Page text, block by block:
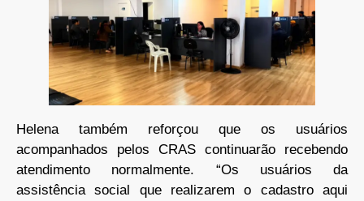
Helena também reforçou que os usuários
acompanhados pelos CRAS continuarão recebendo
atendimento normalmente. “Os usuários da
assistência social que realizarem o cadastro aqui